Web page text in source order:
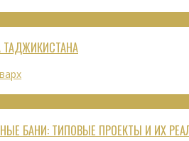
ТАДЖИКИСТАНА
БАНИ: ТИПОВЫЕ ПРОЕКТЫ И ИХ